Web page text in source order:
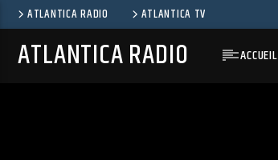
ATLANTICA RADIO ATLANTICA TV
ATLANTICA RADIO ACCUEIL